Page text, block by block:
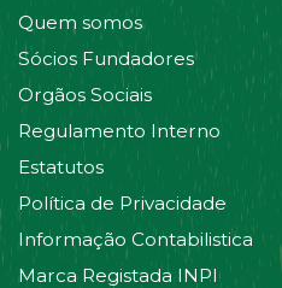
Quem somos
Sócios Fundadores
Orgãos Sociais
Regulamento Interno
Estatutos
Política de Privacidade
Informação Contabilistica
Marca Registada INPI